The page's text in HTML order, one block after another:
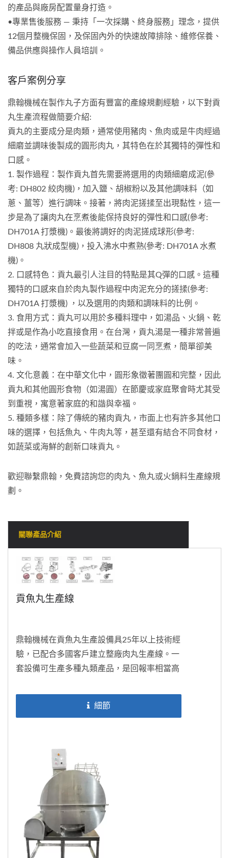
的產品與廠房配置量身打造。
•專業售後服務 — 秉持「一次採購、終身服務」理念，提供
12個月整機保固，及保固內外的快速故障排除、維修保養、
備品供應與操作人員培訓。
客戶案例分享
鼎翰機械在製作丸子方面有豐富的產線規劃經驗，以下對貢
丸生產流程做簡要介紹:
貢丸的主要成分是肉類，通常使用豬肉、魚肉或是牛肉經過
細磨並調味後製成的圓形肉丸，其特色在於其獨特的彈性和
口感。
1. 製作過程：製作貢丸首先需要將選用的肉類細磨成泥(參
考: DH802 絞肉機)，加入鹽、胡椒粉以及其他調味料（如
蔥、薑等）進行調味。接著，將肉泥搓揉至出現黏性，這一
步是為了讓肉丸在烹煮後能保持良好的彈性和口感(參考:
DH701A 打漿機)。最後將調好的肉泥搓成球形(參考:
DH808 丸狀成型機)，投入沸水中煮熟(參考: DH701A 水煮
機)。
2. 口感特色：貢丸最引人注目的特點是其Q彈的口感。這種
獨特的口感來自於肉丸製作過程中肉泥充分的搓揉(參考:
DH701A 打漿機) ，以及選用的肉類和調味料的比例。
3. 食用方式：貢丸可以用於多種料理中，如湯品、火鍋、乾
拌或是作為小吃直接食用。在台灣，貢丸湯是一種非常普遍
的吃法，通常會加入一些蔬菜和豆腐一同烹煮，簡單卻美
味。
4. 文化意義：在中華文化中，圓形象徵著團圓和完整，因此
貢丸和其他圓形食物（如湯圓）在節慶或家庭聚會時尤其受
到重視，寓意著家庭的和諧與幸福。
5. 種類多樣：除了傳統的豬肉貢丸，市面上也有許多其他口
味的選擇，包括魚丸、牛肉丸等，甚至還有結合不同食材，
如蔬菜或海鮮的創新口味貢丸。
歡迎聯繫鼎翰，免費諮詢您的肉丸、魚丸或火鍋料生產線規
劃。
關聯產品介紹
貢魚丸生產線
鼎翰機械在貢魚丸生產設備具25年以上技術經
驗，已配合多國客戶建立整廠肉丸生產線。一
套設備可生產多種丸類產品，是回報率相當高
細節